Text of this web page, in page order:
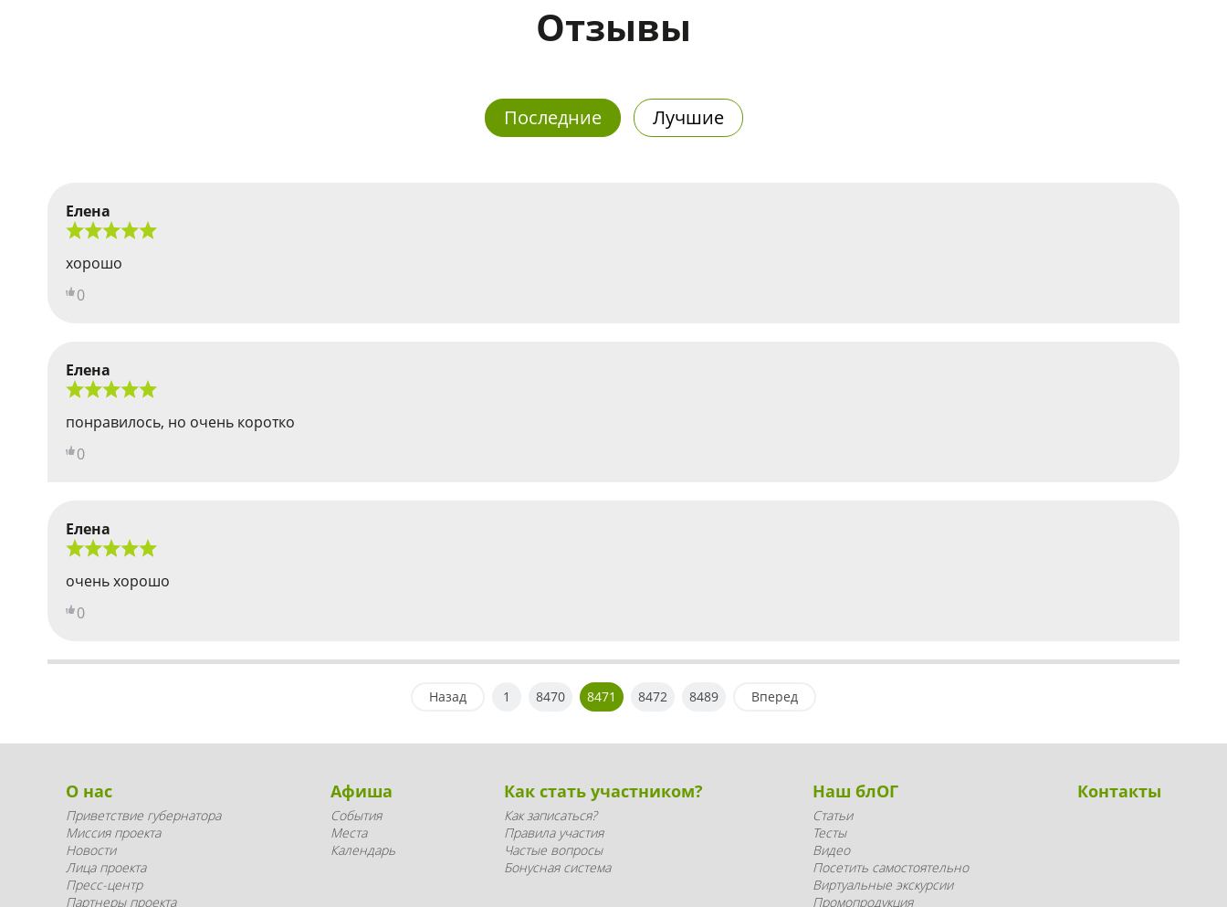
Отзывы
Последние Лучшие
Елена
хорошо
0
Елена
понравилось, но очень коротко
0
Елена
очень хорошо
0
Назад 1 8470 8471 8472 8489 Вперед
О нас
Приветствие губернатора
Миссия проекта
Новости
Лица проекта
Пресс-центр
Партнеры проекта
Афиша
События
Места
Календарь
Как стать участником?
Как записаться?
Правила участия
Частые вопросы
Бонусная система
Наш блОГ
Статьи
Тесты
Видео
Посетить самостоятельно
Виртуальные экскурсии
Промопродукция
Контакты